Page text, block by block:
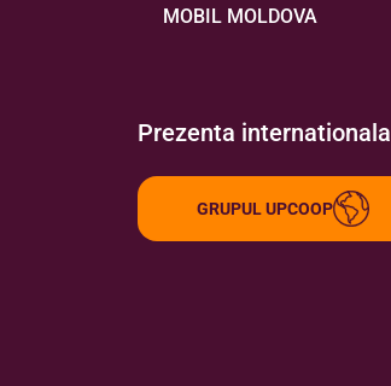
MOBIL MOLDOVA
Prezenta internationala
GRUPUL UPCOOP